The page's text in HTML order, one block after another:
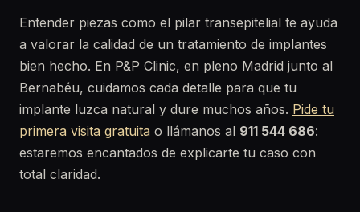
Entender piezas como el pilar transepitelial te ayuda
a valorar la calidad de un tratamiento de implantes
bien hecho. En P&P Clinic, en pleno Madrid junto al
Bernabéu, cuidamos cada detalle para que tu
implante luzca natural y dure muchos años. Pide tu
primera visita gratuita o llámanos al 911 544 686:
estaremos encantados de explicarte tu caso con
total claridad.